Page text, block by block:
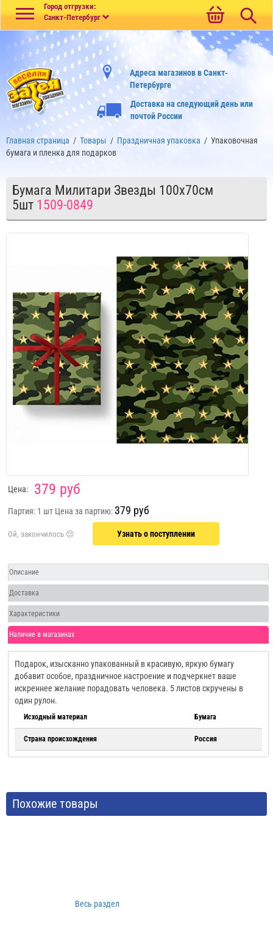
Город отгрузки:
Санкт-Петербург
Адреса магазинов в Санкт-
Петербурге
Доставка на следующий день или
почтой России
Главная страница / Товары / Праздничная упаковка / Упаковочная
бумага и пленка для подарков
Бумага Милитари Звезды 100х70см
5шт 1509-0849
Цена: 379 руб
Партия: 1 шт Цена за партию: 379 руб
Узнать о поступлении
Описание
Доставка
Характеристики
Наличие в магазинах
Подарок, изысканно упакованный в красивую, яркую бумагу
добавит особое, праздничное настроение и подчеркнет ваше
искреннее желание порадовать человека. 5 листов скручены в
один рулон.
Исходный материал Бумага
Страна происхождения Россия
Похожие товары
Весь раздел